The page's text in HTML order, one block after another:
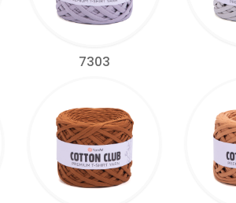
7303